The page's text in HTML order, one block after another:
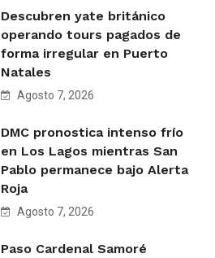
Descubren yate británico
operando tours pagados de
forma irregular en Puerto
Natales
Agosto 7, 2026
DMC pronostica intenso frío
en Los Lagos mientras San
Pablo permanece bajo Alerta
Roja
Agosto 7, 2026
Paso Cardenal Samoré